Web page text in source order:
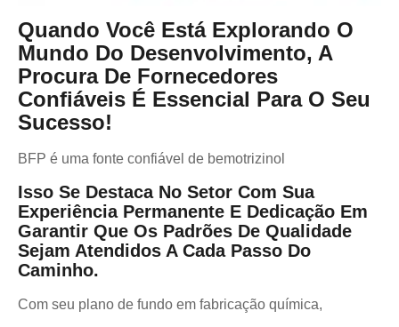
Quando Você Está Explorando O
Mundo Do Desenvolvimento, A
Procura De Fornecedores
Confiáveis ​​é Essencial Para O Seu
Sucesso!
BFP é uma fonte confiável de bemotrizinol
Isso Se Destaca No Setor Com Sua
Experiência Permanente E Dedicação Em
Garantir Que Os Padrões De Qualidade
Sejam Atendidos A Cada Passo Do
Caminho.
Com seu plano de fundo em fabricação química,